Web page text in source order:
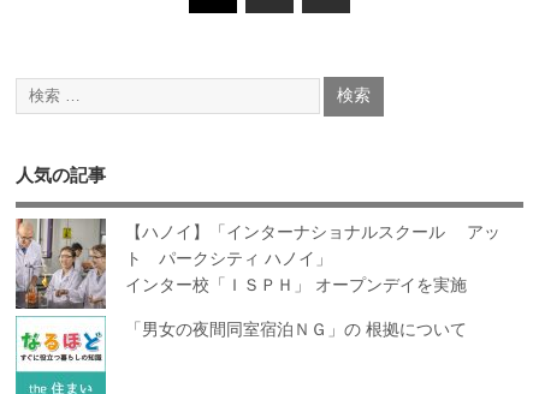
人気の記事
【ハノイ】「インターナショナルスクール アッ
ト パークシティ ハノイ」
インター校「ＩＳＰＨ」 オープンデイを実施
「男女の夜間同室宿泊ＮＧ」の 根拠について